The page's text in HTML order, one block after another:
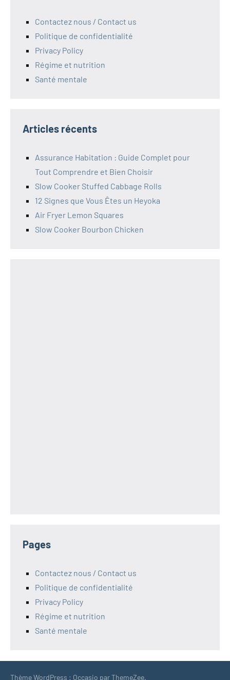
Contactez nous / Contact us
Politique de confidentialité
Privacy Policy
Régime et nutrition
Santé mentale
Articles récents
Assurance Habitation : Guide Complet pour
Tout Comprendre et Bien Choisir
Slow Cooker Stuffed Cabbage Rolls
12 Signes que Vous Êtes un Heyoka
Air Fryer Lemon Squares
Slow Cooker Bourbon Chicken
Pages
Contactez nous / Contact us
Politique de confidentialité
Privacy Policy
Régime et nutrition
Santé mentale
Thème WordPress : Occasio par ThemeZee.